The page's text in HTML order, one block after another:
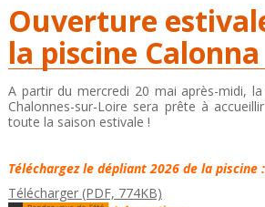
Ouverture
la piscine Calonna
A partir du mercredi 20 mai après-midi,
Chalonnes-sur-Loire sera prête à
toute la saison estivale !
Téléchargez le dépliant 2026 de la piscine :
Télécharger (PDF, 774KB)